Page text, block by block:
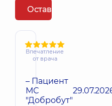
Оставить отзыв
Впечатление
от врача
– Пациент
МС
"Добробут"